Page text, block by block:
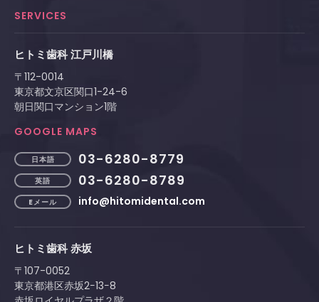
SERVICES
ヒトミ歯科 江戸川橋
〒112-0014
東京都文京区関口1-24-6
朝日関口マンション1階
GOOGLE MAPS
日本語 03-6280-8779
英語 03-6280-8789
Eメール info@hitomidental.com
ヒトミ歯科 赤坂
〒107-0052
東京都港区赤坂2−13−8